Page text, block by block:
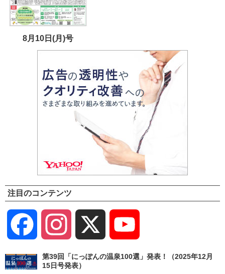
8月10日(月)号
注目のコンテンツ
Facebook Instagram
Channel
第39回「にっぽんの温泉100選」発表！（2025年12月
15日号発表）